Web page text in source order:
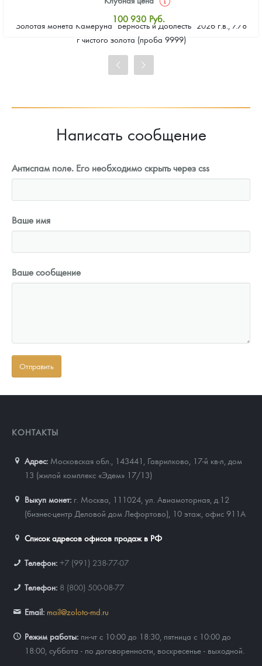
Золотая монета Камеруна "Верность и Доблесть" 2026 г.в., 7.78
г чистого золота (проба 9999)
100 930 Руб.
Стандартная цена
Цена выкупа
Написать сообщение
Антиспам поле. Его необходимо скрыть через css
Ваше имя
Ваше сообщение
КОНТАКТЫ
Адрес: Московская обл., 143441
Гаврилково, 17-й кв-л, дом
13 (жилой комплекс «Эдем» 17/13)
Выкуп монет: г. Москва, 111024, ул. Авиамоторная, д.12
(бизнес-центр Деловой дом Лефортово), 10 этаж, офис 911А
Список адресов офисов продаж в РФ
Телефон: +7 (991) 238-77-07
Телефон: 8 (800) 500-08-77
Email: mail@zoloto-md.ru
Режим работы: пн-чт с 10:00 до 18:30, пятница с 10:00 до
18:00, суббота - по договоренности, воскресенье - выходной.